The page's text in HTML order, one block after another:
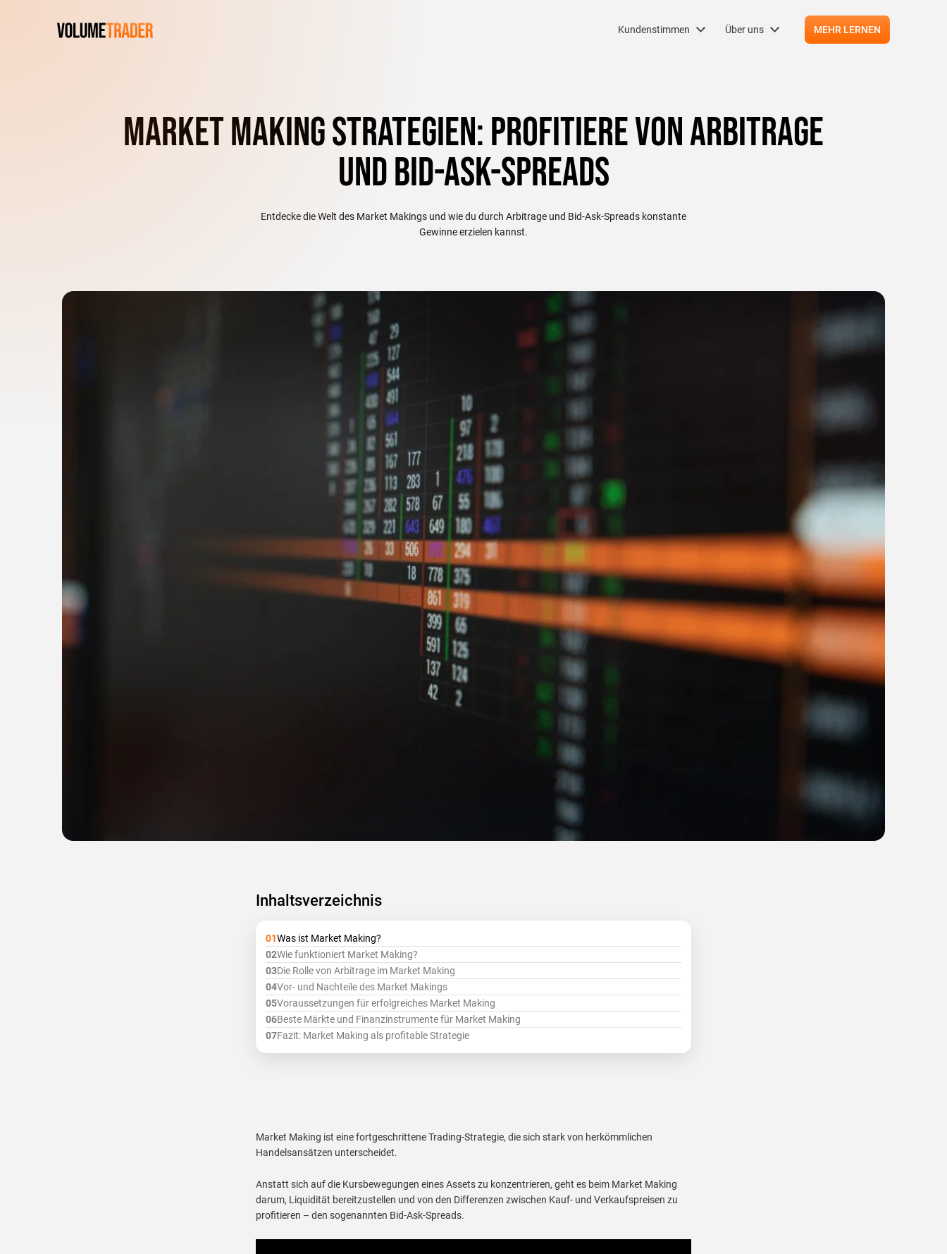
Kundenstimmen Über uns MEHR LERNEN
Market Making Strategien: Profitiere von Arbitrage
und Bid-Ask-Spreads
Entdecke die Welt des Market Makings und wie du durch Arbitrage und Bid-Ask-Spreads konstante
Gewinne erzielen kannst.
Inhaltsverzeichnis
Was ist Market Making?
Wie funktioniert Market Making?
Die Rolle von Arbitrage im Market Making
Vor- und Nachteile des Market Makings
Voraussetzungen für erfolgreiches Market Making
Beste Märkte und Finanzinstrumente für Market Making
Fazit: Market Making als profitable Strategie
Market Making ist eine fortgeschrittene Trading-Strategie, die sich stark von herkömmlichen
Handelsansätzen unterscheidet.
Anstatt sich auf die Kursbewegungen eines Assets zu konzentrieren, geht es beim Market Making
darum, Liquidität bereitzustellen und von den Differenzen zwischen Kauf- und Verkaufspreisen zu
profitieren – den sogenannten Bid-Ask-Spreads.